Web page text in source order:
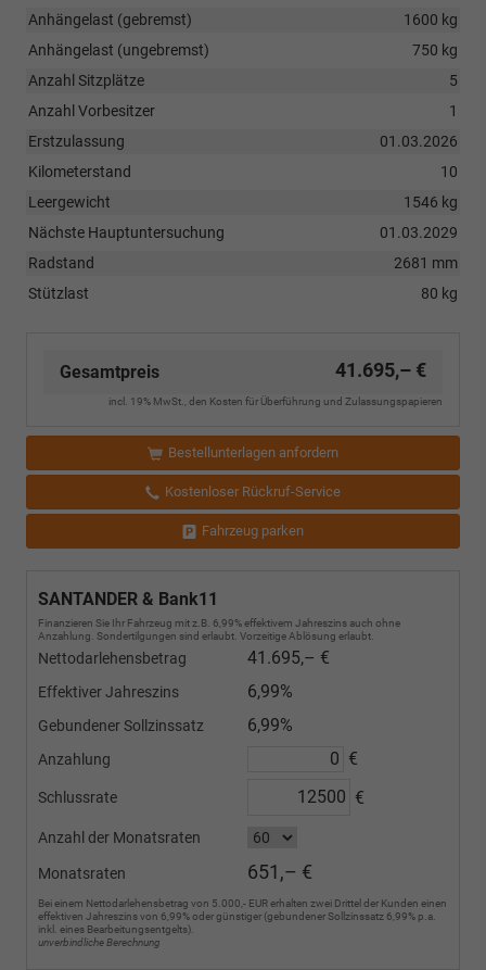
Anhängelast (gebremst)
1600 kg
Anhängelast (ungebremst)
750 kg
Anzahl Sitzplätze
5
Anzahl Vorbesitzer
1
Erstzulassung
01.03.2026
Kilometerstand
10
Leergewicht
1546 kg
Nächste Hauptuntersuchung
01.03.2029
Radstand
2681 mm
Stützlast
80 kg
Gesamtpreis 41.695,– €
incl. 19% MwSt., den Kosten für Überführung und Zulassungspapieren
Bestellunterlagen anfordern
Kostenloser Rückruf-Service
Fahrzeug parken
SANTANDER & Bank11
Finanzieren Sie Ihr Fahrzeug mit z.B. 6,99% effektivem Jahreszins auch ohne
Anzahlung. Sondertilgungen sind erlaubt. Vorzeitige Ablösung erlaubt.
Nettodarlehensbetrag 41.695,– €
Effektiver Jahreszins 6,99%
Gebundener Sollzinssatz 6,99%
Anzahlung €
Schlussrate €
Anzahl der Monatsraten
Monatsraten 651,– €
Bei einem Nettodarlehensbetrag von 5.000,- EUR erhalten zwei Drittel der Kunden einen
effektiven Jahreszins von 6,99% oder günstiger (gebundener Sollzinssatz 6,99% p.a.
inkl. eines Bearbeitungsentgelts).
unverbindliche Berechnung